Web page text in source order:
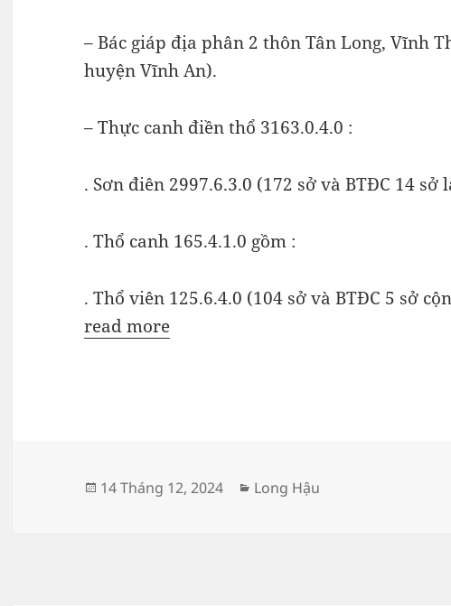
– Bác giáp địa phân 2 thôn Tân Long, Vĩnh
huyện Vĩnh An).
– Thực canh điền thổ 3163.0.4.0 :
. Sơn điên 2997.6.3.0 (172 sở và BTĐC 14 sở
. Thổ canh 165.4.1.0 gồm :
. Thổ viên 125.6.4.0 (104 sở và BTĐC 5 sở
read more
Đăng
14 Tháng 12, 2024
Danh
Long Hậu